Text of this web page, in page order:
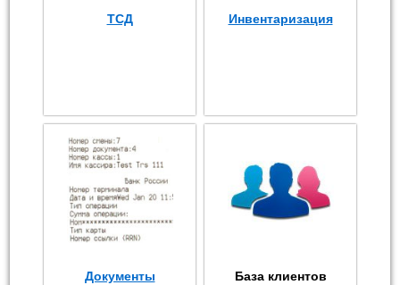
ТСД Инвентаризация
Документы База клиентов